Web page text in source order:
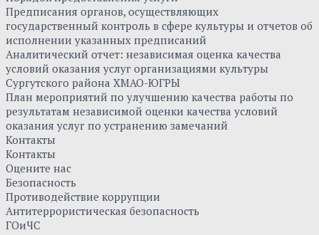
Предписания органов, осуществляющих
государственный контроль в сфере культуры и отчетов об
исполнении указанных предписаний
Аналитический отчет: независимая оценка качества
условий оказания услуг организациями культуры
Сургутского района ХМАО-ЮГРЫ
План мероприятий по улучшению качества работы по
результатам независимой оценки качества условий
оказания услуг по устранению замечаний
Контакты
Контакты
Оцените нас
Безопасность
Противодействие коррупции
Антитеррористическая безопасность
ГОиЧС